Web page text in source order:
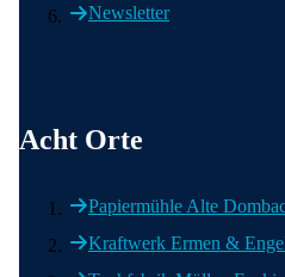
Newsletter
Acht Orte
Papiermühle Alte
Kraftwerk Ermen &